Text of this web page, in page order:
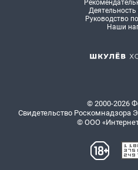
Руководство
Наши
© 2000-2026
Свидетельство Роскомнадзора
© ООО